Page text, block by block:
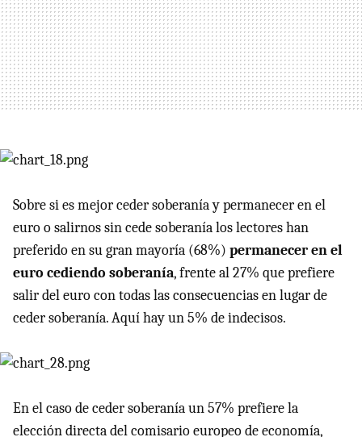
Sobre si es mejor ceder soberanía y permanecer en el
euro o salirnos sin cede soberanía los lectores han
preferido en su gran mayoría (68%) permanecer en el
euro cediendo soberanía, frente al 27% que prefiere
salir del euro con todas las consecuencias en lugar de
ceder soberanía. Aquí hay un 5% de indecisos.
En el caso de ceder soberanía un 57% prefiere la
elección directa del comisario europeo de economía,